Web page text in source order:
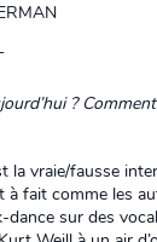
?
la vraie/fausse
fait comme les
dance sur des